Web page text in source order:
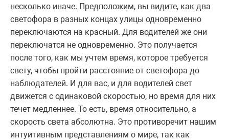
несколько иначе. Предположим, вы видите, как два
светофора в разных концах улицы одновременно
переключаются на красный. Для водителей же они
переключатся не одновременно. Это получается
после того, как мы учтем время, которое требуется
свету, чтобы пройти расстояние от светофора до
наблюдателей. И для вас, и для водителей свет
движется с одинаковой скоростью, но время для них
течет медленнее. То есть, время относительно, а
скорость света абсолютна. Это противоречит нашим
интуитивным представлениям о мире, так как